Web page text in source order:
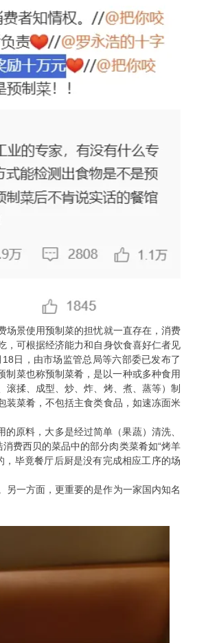
场景使用预制菜的担忧就一直存在，消费
，可根据经济能力和自身饮食喜好仁者见
日，由市场监管总局等六部委已发布了
制菜也称预制菜肴，是以一种或多种食用
揉、成型、炒、炸、烤、煮、蒸等）制
装菜肴，不包括主食类食品，如速冻面米
原料，大多是经过简单（果蔬）清洗、
费西贝的菜品中的部分肉类菜肴如“烤羊
毕竟餐厅后厨是没有完成相应工序的场
一方面，更重要的是作为一家国内知名